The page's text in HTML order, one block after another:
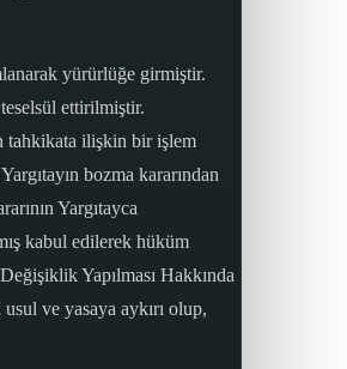
yürürlüğe girmiştir.
ettirilmiştir.
tahkikata ilişkin bir işlem
bozma kararından
Yargıtayca
kabul edilerek hüküm
Yapılması Hakkında
ve yasaya aykırı olup,